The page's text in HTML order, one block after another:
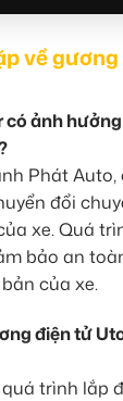
về
có ảnh
Phát
đổi
xe. Quá
bảo an
của xe.
điện tử
trình lắp